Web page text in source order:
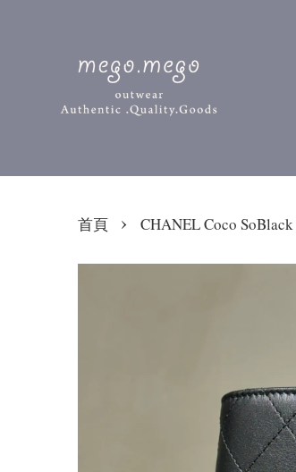
首頁 › CHANEL Coco